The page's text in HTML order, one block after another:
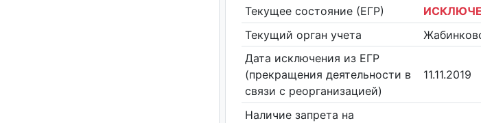
Текущее состояние (ЕГР)
Текущий орган учета
Дата исключения из ЕГР
(прекращения деятельности в
связи с реорганизацией)
11.11.2019
Наличие запрета на